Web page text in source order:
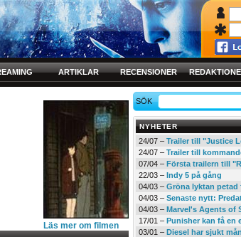
ARTIKLAR RECENSIONER
Läs mer om filmen
SÖK
NYHETER
24/07 –Trailer till "Justice
24/07 –Trailer till
07/04 –Första trailern till
22/03 –Indy 5 på gång
04/03 –Gröna lyktan
04/03 –Senaste nytt:
04/03 –Marvel's Agents of
17/01 –Punisher kan få en
03/01 –Diesel har sjukt